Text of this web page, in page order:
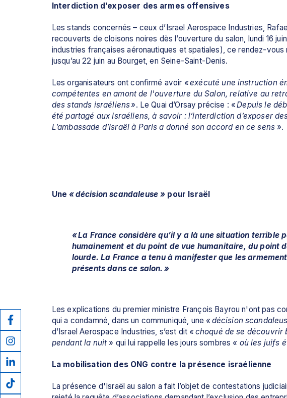
Interdiction d’exposer des armes offensives
Les stands concernés – ceux d’Israel Aerospace Industries,
recouverts de cloisons noires dès l’ouverture du salon, lundi 16
industries françaises aéronautiques et spatiales), ce rendez-vous
jusqu’au 22 juin au Bourget, en Seine-Saint-Denis.
Les organisateurs ont confirmé avoir « exécuté une instruction
compétentes en amont de l'ouverture du Salon, relative au
des stands israéliens ». Le Quai d’Orsay précise : « Depuis le
été partagé aux Israéliens, à savoir : l’interdiction d’exposer
L’ambassade d’Israël à Paris a donné son accord en ce sens ».
Une « décision scandaleuse » pour Israël
« La France considère qu’il y a là une situation terrible
humainement et du point de vue humanitaire, du point
lourde. La France a tenu à manifester que les
présents dans ce salon. »
Les explications du premier ministre François Bayrou n'ont pas
qui a condamné, dans un communiqué, une « décision
d’Israel Aerospace Industries, s’est dit « choqué de se
pendant la nuit » qui lui rappelle les jours sombres « où les juifs
La mobilisation des ONG contre la présence israélienne
La présence d'Israël au salon a fait l’objet de contestations